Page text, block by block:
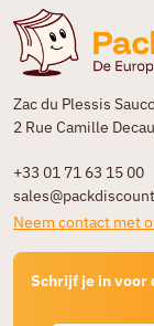
Zac du Plessis
2 Rue Camille
+33 01 71 63 15 00
Neem contact met
Schrijf je in voor